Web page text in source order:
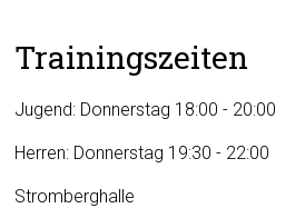
Trainingszeiten
Jugend: Donnerstag 18:00 - 20:00
Herren: Donnerstag 19:30 - 22:00
Stromberghalle